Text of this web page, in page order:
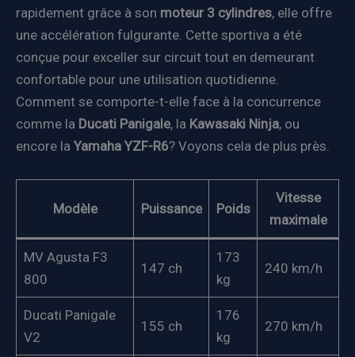
rapidement grâce à son moteur 3 cylindres, elle offre
une accélération fulgurante. Cette sportiva a été
conçue pour exceller sur circuit tout en demeurant
confortable pour une utilisation quotidienne.
Comment se comporte-t-elle face à la concurrence
comme la Ducati Panigale, la Kawasaki Ninja, ou
encore la Yamaha YZF-R6? Voyons cela de plus près.
Modèle Puissance Poids
Vitesse
maximale
MV Agusta F3
800
147 ch
173
kg
240 km/h
Ducati Panigale
V2
155 ch
176
kg
270 km/h